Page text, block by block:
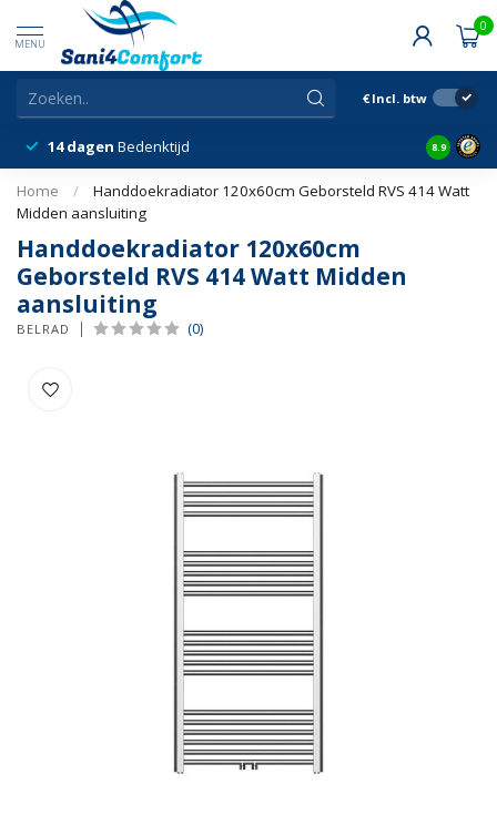
MENU
0
€ Incl. btw
14 dagen Bedenktijd Snelle
8.9
Home /
Handdoekradiator 120x60cm Geborsteld RVS 414 Watt
Midden aansluiting
Handdoekradiator 120x60cm
Geborsteld RVS 414 Watt Midden
aansluiting
BELRAD (0)